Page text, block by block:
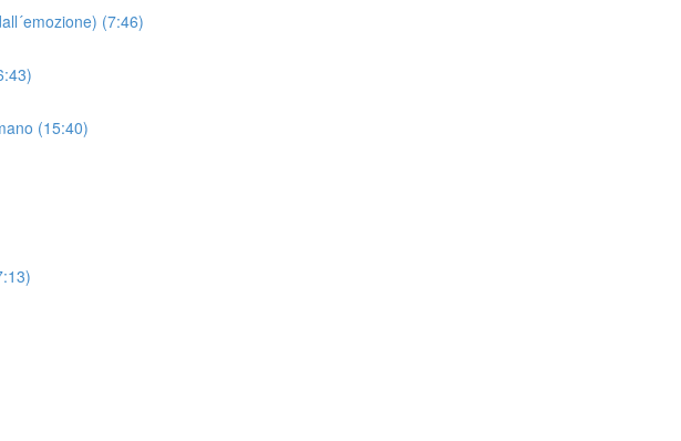
(7:46)
(15:40)